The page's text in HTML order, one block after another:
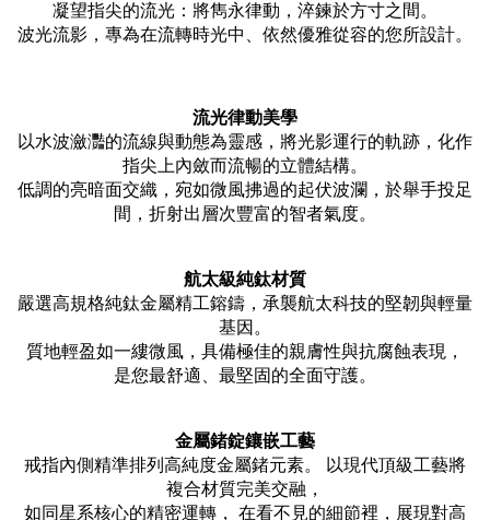
凝望指尖的流光：將雋永律動，淬鍊於方寸之間。
波光流影，專為在流轉時光中、依然優雅從容的您所設計。
流光律動美學
以水波瀲灩的流線與動態為靈感，將光影運行的軌跡，化作
指尖上內斂而流暢的立體結構。
低調的亮暗面交織，宛如微風拂過的起伏波瀾，於舉手投足
間，折射出層次豐富的智者氣度。
航太級純鈦材質
嚴選高規格純鈦金屬精工鎔鑄，承襲航太科技的堅韌與輕量
基因。
質地輕盈如一縷微風，具備極佳的親膚性與抗腐蝕表現，
是您最舒適、最堅固的全面守護。
金屬鍺錠鑲嵌工藝
戒指內側精準排列高純度金屬鍺元素。 以現代頂級工藝將
複合材質完美交融，
如同星系核心的精密運轉， 在看不見的細節裡，展現對高